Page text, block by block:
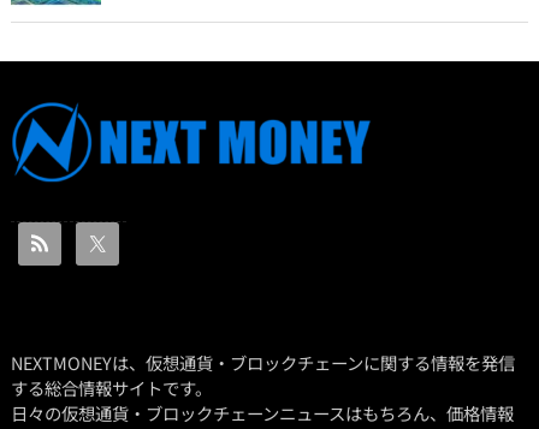
NEXTMONEYは、仮想通貨・ブロックチェーンに関する情報を発信
する総合情報サイトです。
日々の仮想通貨・ブロックチェーンニュースはもちろん、価格情報